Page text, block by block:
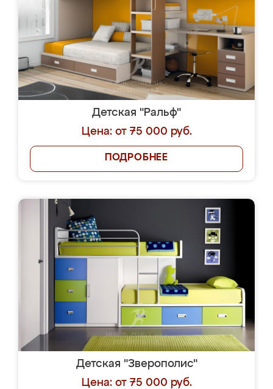
Детская "Ральф"
Цена: от 75 000 руб.
ПОДРОБНЕЕ
Детская "Зверополис"
Цена: от 75 000 руб.